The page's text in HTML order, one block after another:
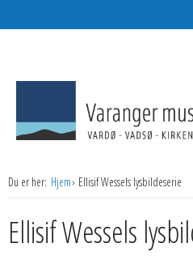
Du er her: Hjem Ellisif Wessels lysbildeserie
Ellisif Wessels